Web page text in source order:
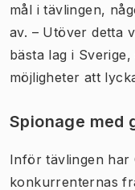
mål i tävlingen,
av. – Utöver detta
bästa lag i
möjligheter att
Spionage med
Inför tävlingen har
konkurrenternas